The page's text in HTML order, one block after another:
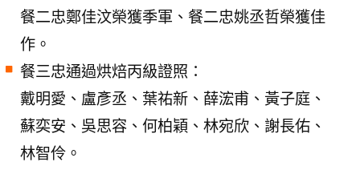
餐二忠鄭佳汶榮獲季軍、餐二忠姚丞哲榮獲佳
作。
餐三忠通過烘焙丙級證照：
戴明愛、盧彥丞、葉祐新、薛浤甫、黃子庭、
蘇奕安、吳思容、何柏穎、林宛欣、謝長佑、
林智伶。